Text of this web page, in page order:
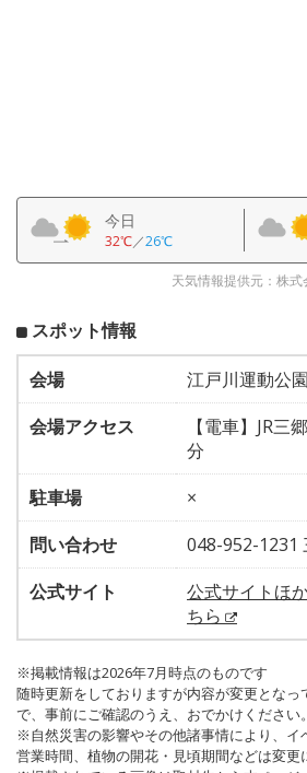
今日
32℃／26℃
天気情報提供元：株
スポット情報
会場
江戸川運動公園
会場アクセス
【電車】JR三
分
駐車場
×
問い合わせ
048-952-1231
公式サイト
公式サイトほ
ちら
※掲載情報は2026年7月時点のものです
随時更新をしておりますが内容が変更とな
で、事前にご確認のうえ、おでかけください。
※自然災害の影響やその他諸事情により、イ
営業時間、植物の開花・見頃期間などは変更